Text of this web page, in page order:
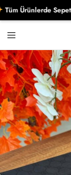
Ürünlerde Sepette